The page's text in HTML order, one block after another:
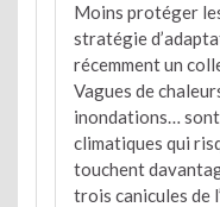
Moins protéger
stratégie
récemment un
Vagues de
inondations… sont
climatiques qui
touchent
trois canicules de